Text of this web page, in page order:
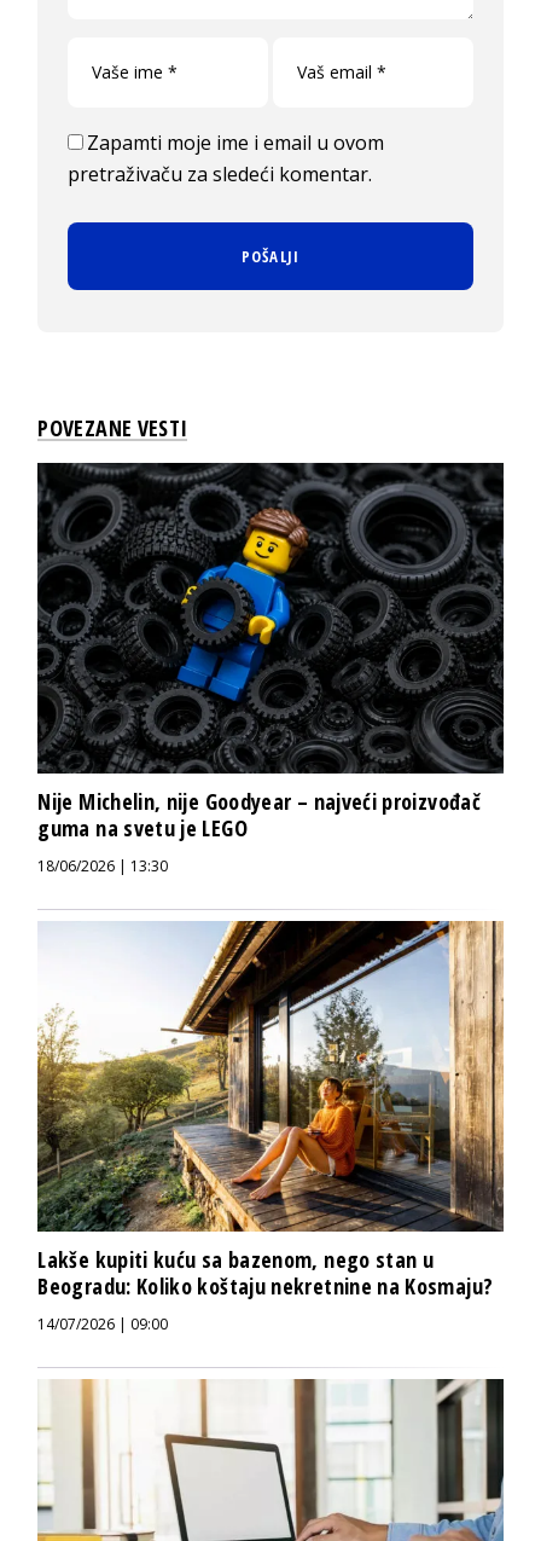
Zapamti moje ime i email u ovom
pretraživaču za sledeći komentar.
POVEZANE VESTI
Nije Michelin, nije Goodyear – najveći proizvođač
guma na svetu je LEGO
18/06/2026 | 13:30
Lakše kupiti kuću sa bazenom, nego stan u
Beogradu: Koliko koštaju nekretnine na Kosmaju?
14/07/2026 | 09:00